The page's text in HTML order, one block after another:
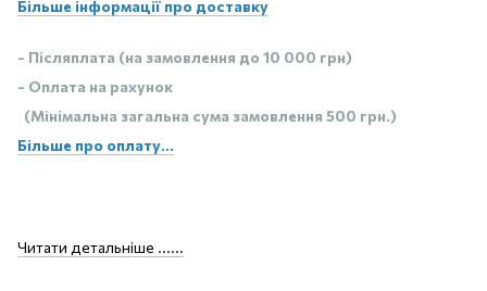
Більше інформації про доставку
- Післяплата (на замовлення до 10 000 грн)
- Оплата на рахунок
(Мінімальна загальна сума замовлення 500 грн.)
Більше про оплату...
Читати детальніше ......